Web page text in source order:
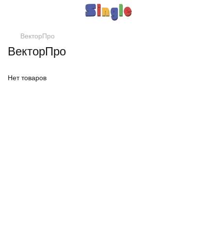
ВекторПро
ВекторПро
Нет товаров